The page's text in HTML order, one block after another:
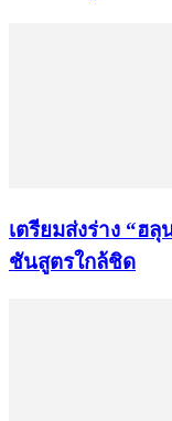
เตรียมส่งร่าง “ฮ
ชันสูตรใกล้ชิด